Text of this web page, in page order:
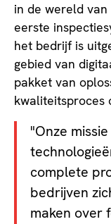
in de wereld
eerste
het bedrijf is
gebied van
pakket van
kwaliteitsproces
"Onze
complete
bedrijven
maken over